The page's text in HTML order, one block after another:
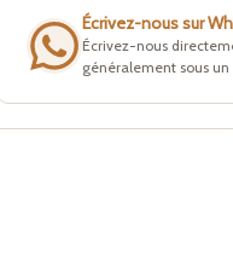
Écrivez-nous sur
Écrivez-nous
généralement sous